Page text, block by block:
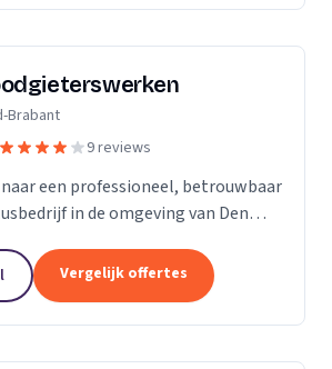
Brabant
9 reviews
een professioneel, betrouwbaar
in de omgeving van Den
als bedrijven kunnen wij...
Vergelijk offertes